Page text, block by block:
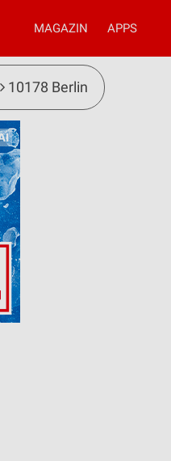
MAGAZIN APPS
10178 Berlin